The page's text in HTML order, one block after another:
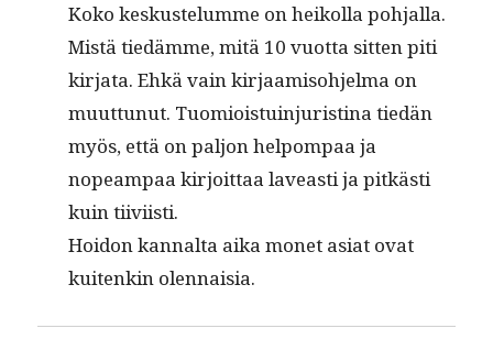
Koko keskustelumme on heikol­la poh­jal­la.
Mis­tä tiedämme, mitä 10 vuot­ta sit­ten piti
kir­ja­ta. Ehkä vain kir­jaamiso­hjel­ma on
muut­tunut. Tuomiois­tu­in­juristi­na tiedän
myös, että on paljon helpom­paa ja
nopeam­paa kir­joit­taa laveasti ja pitkästi
kuin tiiviisti.
Hoidon kannal­ta aika mon­et asi­at ovat
kuitenkin olennaisia.